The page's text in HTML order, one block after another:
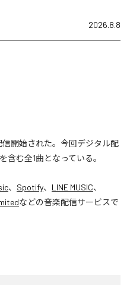
2026.8.8
信開始された。今回デジタル配
含む全1曲となっている。
、 Spotify、 LINE MUSIC、
などの音楽配信サービスで